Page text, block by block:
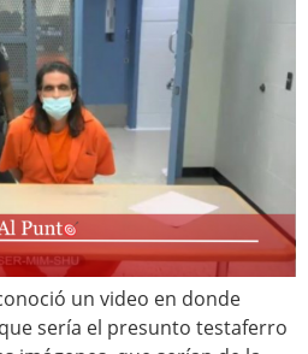
un video en donde
sería el presunto testaferro